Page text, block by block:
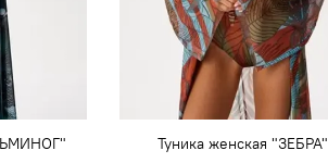
Туника женская "ЗЕБРА"